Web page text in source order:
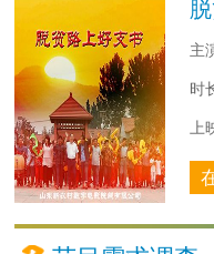
主
时